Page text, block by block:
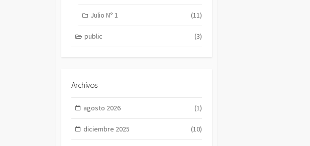
Julio N° 1 (11)
public (3)
Archivos
agosto 2026 (1)
diciembre 2025 (10)